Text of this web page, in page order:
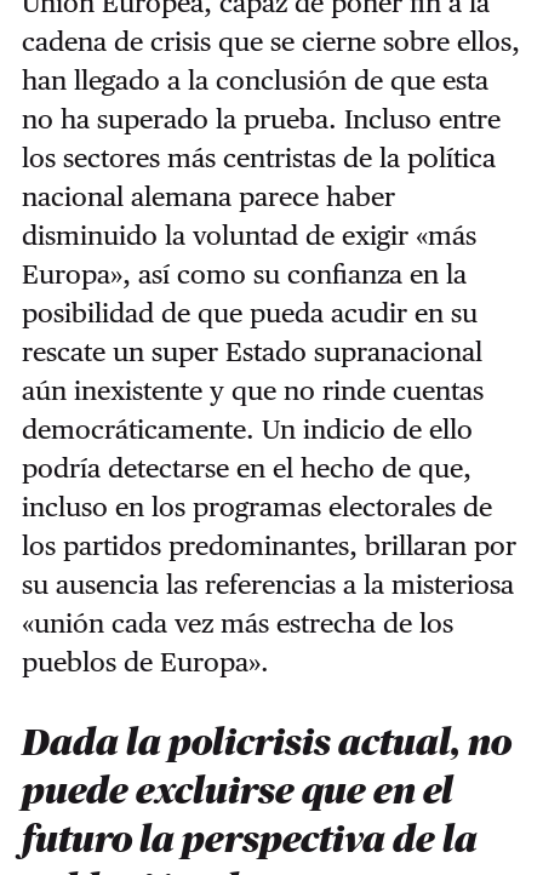
cadena de crisis que se cierne sobre ellos,
han llegado a la conclusión de que esta
no ha superado la prueba. Incluso entre
los sectores más centristas de la política
nacional alemana parece haber
disminuido la voluntad de exigir «más
Europa», así como su confianza en la
posibilidad de que pueda acudir en su
rescate un super Estado supranacional
aún inexistente y que no rinde cuentas
democráticamente. Un indicio de ello
podría detectarse en el hecho de que,
incluso en los programas electorales de
los partidos predominantes, brillaran por
su ausencia las referencias a la misteriosa
«unión cada vez más estrecha de los
pueblos de Europa».
Dada la policrisis actual, no
puede excluirse que en el
futuro la perspectiva de la